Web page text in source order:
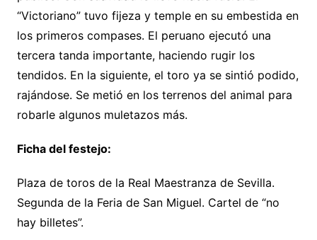
“Victoriano” tuvo fijeza y temple en su embestida en
los primeros compases. El peruano ejecutó una
tercera tanda importante, haciendo rugir los
tendidos. En la siguiente, el toro ya se sintió podido,
rajándose. Se metió en los terrenos del animal para
robarle algunos muletazos más.
Ficha del festejo:
Plaza de toros de la Real Maestranza de Sevilla.
Segunda de la Feria de San Miguel. Cartel de “no
hay billetes”.